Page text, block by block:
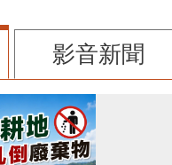
影音新聞